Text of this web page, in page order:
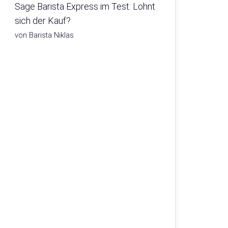
Sage Barista Express im Test: Lohnt
sich der Kauf?
von Barista Niklas